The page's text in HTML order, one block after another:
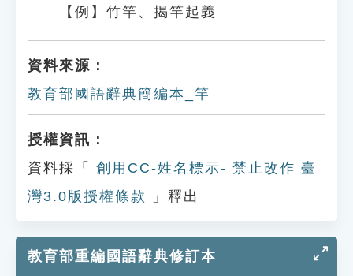
【例】竹竿、揭竿起義
資料來源：
教育部國語辭典簡編本_竿
授權資訊：
資料採「
創用CC-姓名標示- 禁止改作 臺
灣3.0版授權條款
」釋出
教育部重編國語辭典修訂本